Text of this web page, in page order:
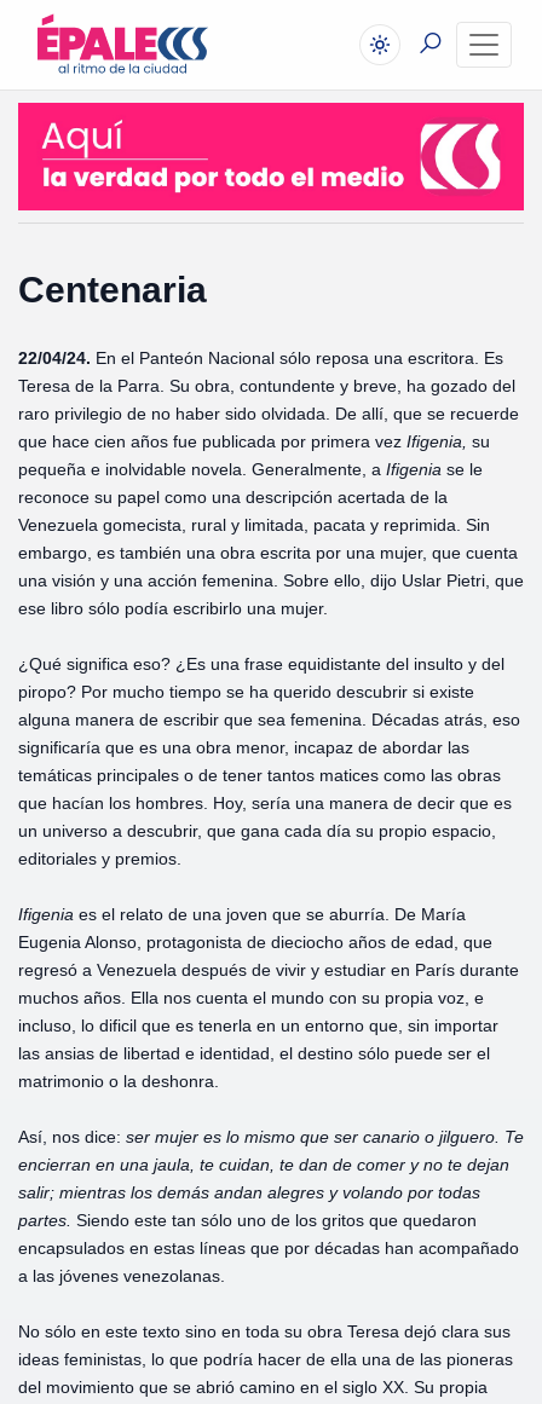
Centenaria
22/04/24. En el Panteón Nacional sólo reposa una escritora. Es
Teresa de la Parra. Su obra, contundente y breve, ha gozado del
raro privilegio de no haber sido olvidada. De allí, que se recuerde
que hace cien años fue publicada por primera vez Ifigenia, su
pequeña e inolvidable novela. Generalmente, a Ifigenia se le
reconoce su papel como una descripción acertada de la
Venezuela gomecista, rural y limitada, pacata y reprimida. Sin
embargo, es también una obra escrita por una mujer, que cuenta
una visión y una acción femenina. Sobre ello, dijo Uslar Pietri, que
ese libro sólo podía escribirlo una mujer.
¿Qué significa eso? ¿Es una frase equidistante del insulto y del
piropo? Por mucho tiempo se ha querido descubrir si existe
alguna manera de escribir que sea femenina. Décadas atrás, eso
significaría que es una obra menor, incapaz de abordar las
temáticas principales o de tener tantos matices como las obras
que hacían los hombres. Hoy, sería una manera de decir que es
un universo a descubrir, que gana cada día su propio espacio,
editoriales y premios.
Ifigenia es el relato de una joven que se aburría. De María
Eugenia Alonso, protagonista de dieciocho años de edad, que
regresó a Venezuela después de vivir y estudiar en París durante
muchos años. Ella nos cuenta el mundo con su propia voz, e
incluso, lo dificil que es tenerla en un entorno que, sin importar
las ansias de libertad e identidad, el destino sólo puede ser el
matrimonio o la deshonra.
Así, nos dice: ser mujer es lo mismo que ser canario o jilguero. Te
encierran en una jaula, te cuidan, te dan de comer y no te dejan
salir; mientras los demás andan alegres y volando por todas
partes. Siendo este tan sólo uno de los gritos que quedaron
encapsulados en estas líneas que por décadas han acompañado
a las jóvenes venezolanas.
No sólo en este texto sino en toda su obra Teresa dejó clara sus
ideas feministas, lo que podría hacer de ella una de las pioneras
del movimiento que se abrió camino en el siglo XX. Su propia